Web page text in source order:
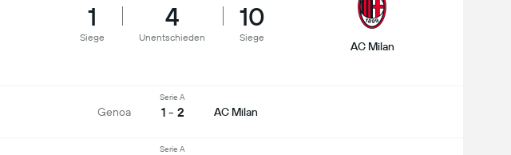
1
Siege
4
Unentschieden
10
Siege
AC Milan
Genoa
Serie A
1 - 2 AC Milan
Serie A